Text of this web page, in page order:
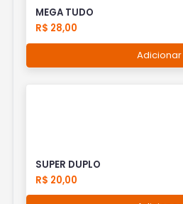
MEGA TUDO
R$ 28,00
Adicionar
SUPER DUPLO
R$ 20,00